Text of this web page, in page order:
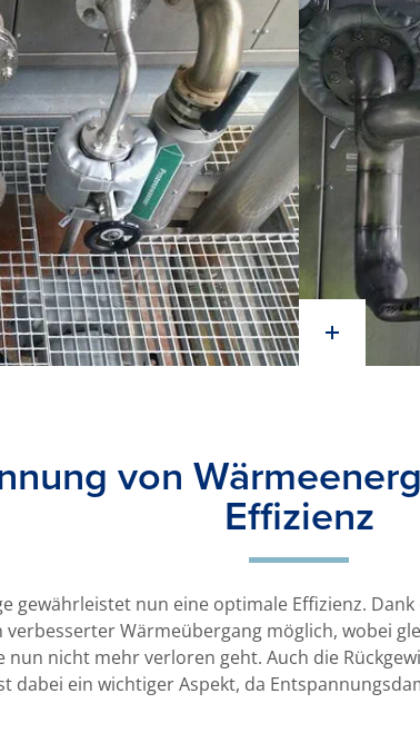
von
Effizienz
gewährleistet nun eine optimale Effizienz.
Wärmeübergang möglich, wobei
nun nicht mehr verloren geht. Auch die
dabei ein wichtiger Aspekt, da